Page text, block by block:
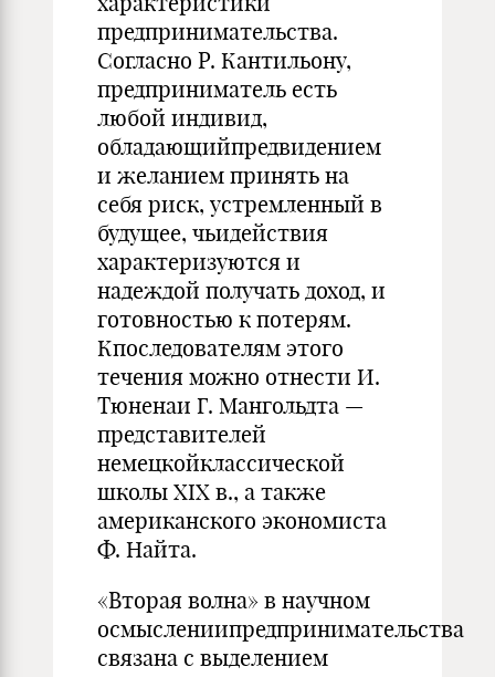
предпринимательства.
Согласно Р. Кантильону,
предприниматель есть
любой индивид,
обладающийпредвидением
и желанием принять на
себя риск, устремленный в
будущее, чьидействия
характеризуются и
надеждой получать доход, и
готовностью к потерям.
Кпоследователям этого
течения можно отнести И.
Тюненаи Г. Мангольдта —
представителей
немецкойклассической
школы XIX в., а также
американского экономиста
Ф. Найта.
«Вторая волна» в научном
осмыслениипредпринимательства
связана с выделением